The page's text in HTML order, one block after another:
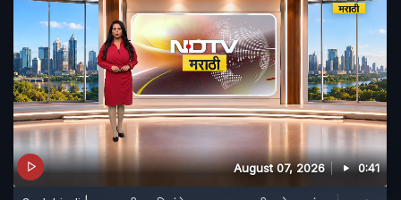
August 07, 2026 0:41